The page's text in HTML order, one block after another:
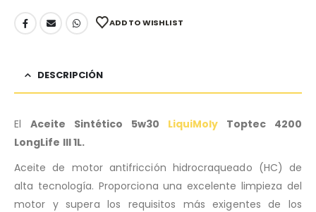
ADD TO WISHLIST
DESCRIPCIÓN
El Aceite Sintético 5w30 LiquiMoly Toptec 4200
LongLife III 1L.
Aceite de motor antifricción hidrocraqueado (HC) de
alta tecnología. Proporciona una excelente limpieza del
motor y supera los requisitos más exigentes de los